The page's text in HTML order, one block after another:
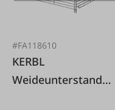
#FA118610
KERBL
Weideunterstand